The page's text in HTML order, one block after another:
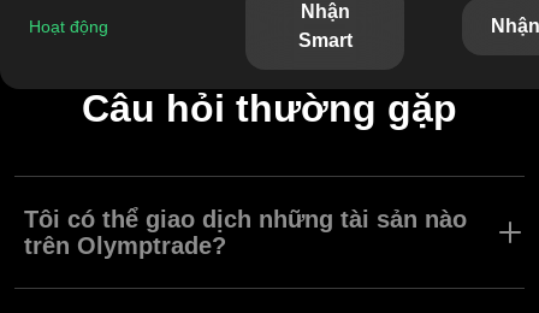
Hoạt động
Nhận
Smart
Câu hỏi thường gặp
Tôi có thể giao dịch những tài sản nào
trên Olymptrade?